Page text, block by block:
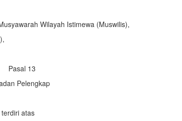
Wilayah Istimewa (Muswilis),
Pasal 13
Pelengkap
atas